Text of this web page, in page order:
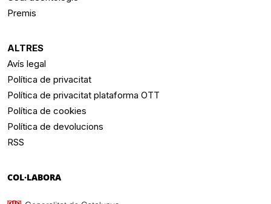
Premis
ALTRES
Avís legal
Política de privacitat
Política de privacitat plataforma OTT
Política de cookies
Política de devolucions
RSS
COL·LABORA